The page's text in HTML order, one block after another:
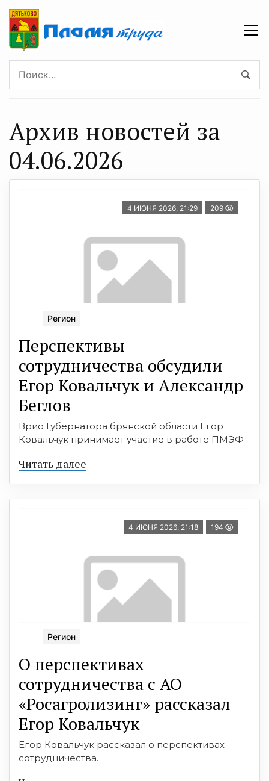
Архив новостей за
04.06.2026
4 ИЮНЯ 2026, 21:29 209
Регион
Перспективы
сотрудничества обсудили
Егор Ковальчук и Александр
Беглов
Врио Губернатора брянской области Егор
Ковальчук принимает участие в работе ПМЭФ .
Читать далее
4 ИЮНЯ 2026, 21:18 194
Регион
О перспективах
сотрудничества с АО
«Росагролизинг» рассказал
Егор Ковальчук
Егор Ковальчук рассказал о перспективах
сотрудничества.